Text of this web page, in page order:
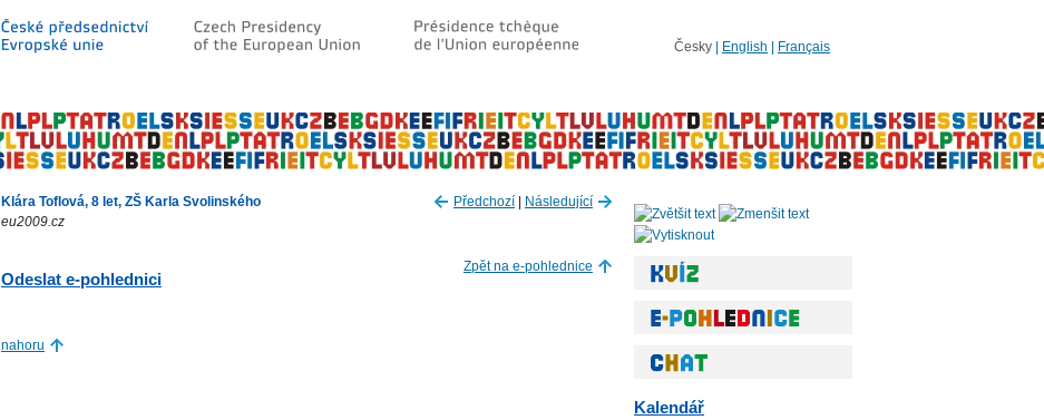
Česky English Français
Klára Toflová, 8 let, ZŠ Karla Svolinského
eu2009.cz
Předchozí Následující
Zpět na e-pohlednice
Odeslat e-pohlednici
nahoru
Kalendář